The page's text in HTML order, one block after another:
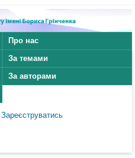
Про нас
За темами
За авторами
Зареєструватись